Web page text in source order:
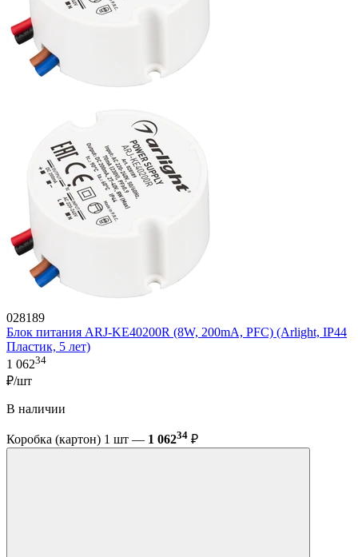
028189
Блок питания ARJ-KE40200R (8W, 200mA, PFC) (Arlight, IP44
Пластик, 5 лет)
1 06234
₽/шт
В наличии
Коробка (картон) 1 шт — 1 06234 ₽